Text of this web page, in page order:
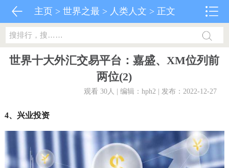
主页 >世界之最 > 人类人文 > 正文
世界十大外汇交易平台：嘉盛、XM位列前
两位(2)
观看 30人 | 编辑：hph2 | 发布：2022-12-27
4、兴业投资